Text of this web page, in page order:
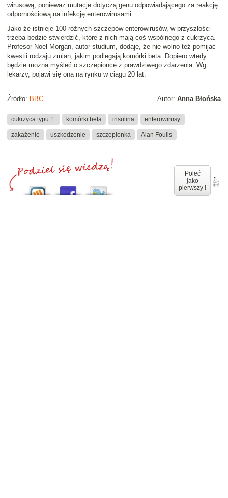
wirusową, ponieważ mutacje dotyczą genu odpowiadającego za reakcję
odpornościową na infekcję enterowirusami.
Jako że istnieje 100 różnych szczepów enterowirusów, w przyszłości
trzeba będzie stwierdzić, które z nich mają coś wspólnego z cukrzycą.
Profesor Noel Morgan, autor studium, dodaje, że nie wolno też pomijać
kwestii rodzaju zmian, jakim podlegają komórki beta. Dopiero wtedy
będzie można myśleć o szczepionce z prawdziwego zdarzenia. Wg
lekarzy, pojawi się ona na rynku w ciągu 20 lat.
Autor: Anna Błońska
Źródło: BBC
cukrzyca typu 1. komórki beta insulina enterowirusy
zakażenie uszkodzenie szczepionka Alan Foulis
Poleć
jako
pierwszy !